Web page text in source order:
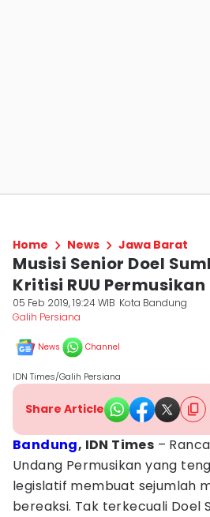
Home News Jawa Barat
Musisi Senior Doel
Kritisi RUU Permusikan
05 Feb 2019, 19:24 WIB Kota Bandung
Galih Persiana
News Channel
IDN Times/Galih Persiana
Share Article
Bandung, IDN Times –
Undang Permusikan yang
legislatif membuat sejumlah
bereaksi. Tak terkecuali Doel